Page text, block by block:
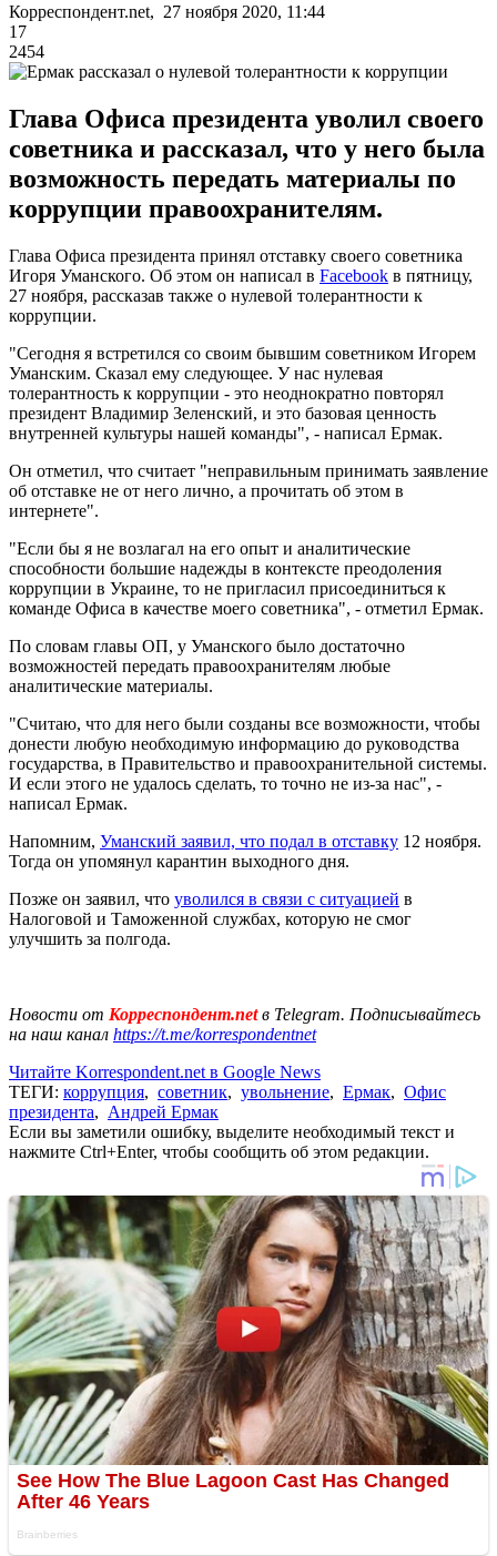
Корреспондент.net, 27 ноября 2020, 11:44
17
2454
Глава Офиса президента уволил своего
советника и рассказал, что у него была
возможность передать материалы по
коррупции правоохранителям.
Глава Офиса президента принял отставку своего советника
Игоря Уманского. Об этом он написал в Facebook в пятницу,
27 ноября, рассказав также о нулевой толерантности к
коррупции.
"Сегодня я встретился со своим бывшим советником Игорем
Уманским. Сказал ему следующее. У нас нулевая
толерантность к коррупции - это неоднократно повторял
президент Владимир Зеленский, и это базовая ценность
внутренней культуры нашей команды", - написал Ермак.
Он отметил, что считает "неправильным принимать заявление
об отставке не от него лично, а прочитать об этом в
интернете".
"Если бы я не возлагал на его опыт и аналитические
способности большие надежды в контексте преодоления
коррупции в Украине, то не пригласил присоединиться к
команде Офиса в качестве моего советника", - отметил Ермак.
По словам главы ОП, у Уманского было достаточно
возможностей передать правоохранителям любые
аналитические материалы.
"Считаю, что для него были созданы все возможности, чтобы
донести любую необходимую информацию до руководства
государства, в Правительство и правоохранительной системы.
И если этого не удалось сделать, то точно не из-за нас", -
написал Ермак.
Напомним, Уманский заявил, что подал в отставку 12 ноября.
Тогда он упомянул карантин выходного дня.
Позже он заявил, что уволился в связи с ситуацией в
Налоговой и Таможенной службах, которую не смог
улучшить за полгода.
Новости от Корреспондент.netв Telegram. Подписывайтесь
на наш канал https://t.me/korrespondentnet
Читайте Korrespondent.net в Google News
ТЕГИ: коррупция, советник, увольнение, Ермак, Офис
президента, Андрей Ермак
Если вы заметили ошибку, выделите необходимый текст и
нажмите Ctrl+Enter, чтобы сообщить об этом редакции.